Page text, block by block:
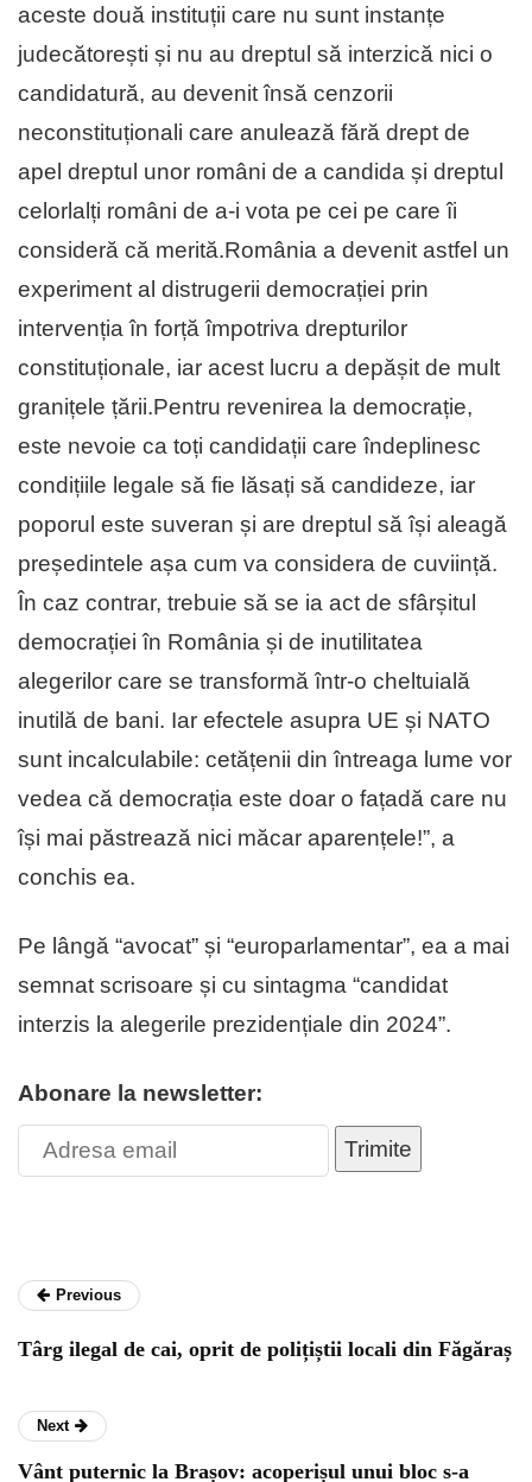
aceste două instituții care nu sunt instanțe
judecătorești și nu au dreptul să interzică nici o
candidatură, au devenit însă cenzorii
neconstituționali care anulează fără drept de
apel dreptul unor români de a candida și dreptul
celorlalți români de a-i vota pe cei pe care îi
consideră că merită.România a devenit astfel un
experiment al distrugerii democrației prin
intervenția în forță împotriva drepturilor
constituționale, iar acest lucru a depășit de mult
granițele țării.Pentru revenirea la democrație,
este nevoie ca toți candidații care îndeplinesc
condițiile legale să fie lăsați să candideze, iar
poporul este suveran și are dreptul să își aleagă
președintele așa cum va considera de cuviință.
În caz contrar, trebuie să se ia act de sfârșitul
democrației în România și de inutilitatea
alegerilor care se transformă într-o cheltuială
inutilă de bani. Iar efectele asupra UE și NATO
sunt incalculabile: cetățenii din întreaga lume vor
vedea că democrația este doar o fațadă care nu
își mai păstrează nici măcar aparențele!”, a
conchis ea.
Pe lângă “avocat” și “europarlamentar”, ea a mai
semnat scrisoare și cu sintagma “candidat
interzis la alegerile prezidențiale din 2024”.
Abonare la newsletter:
Trimite
Previous
Târg ilegal de cai, oprit de polițiștii locali din Făgăraș
Next
Vânt puternic la Brașov: acoperișul unui bloc s-a